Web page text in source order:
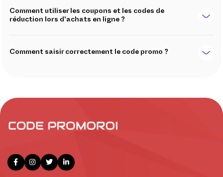
Comment utiliser les coupons et les codes de
réduction lors d'achats en ligne ?
Comment saisir correctement le code promo ?